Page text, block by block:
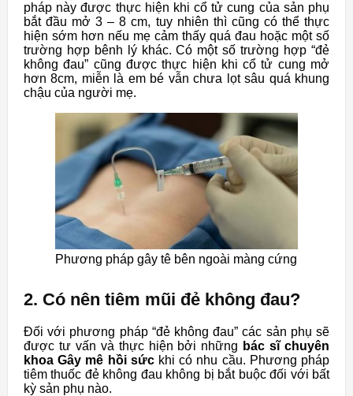
pháp này được thực hiện khi cổ tử cung của sản phụ
bắt đầu mở 3 – 8 cm, tuy nhiên thì cũng có thể thực
hiện sớm hơn nếu mẹ cảm thấy quá đau hoặc một số
trường hợp bênh lý khác. Có một số trường hợp “đẻ
không đau” cũng được thực hiện khi cổ tử cung mở
hơn 8cm, miễn là em bé vẫn chưa lọt sâu quá khung
chậu của người mẹ.
Phương pháp gây tê bên ngoài màng cứng
2. Có nên tiêm mũi đẻ không đau?
Đối với phương pháp “đẻ không đau” các sản phụ sẽ
được tư vấn và thực hiện bởi những bác sĩ chuyên
khoa Gây mê hồi sứckhi có nhu cầu. Phương pháp
tiêm thuốc đẻ không đau không bị bắt buộc đối với bất
kỳ sản phụ nào.